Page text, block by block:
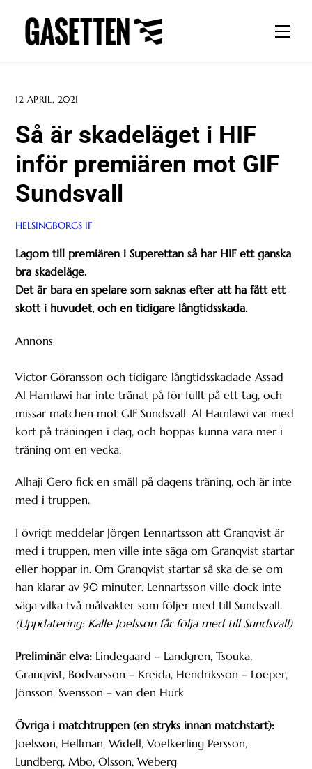
content
12 APRIL, 2021
Så är skadeläget i HIF
inför premiären mot GIF
Sundsvall
HELSINGBORGS IF
Lagom till premiären i Superettan så har HIF ett ganska
bra skadeläge.
Det är bara en spelare som saknas efter att ha fått ett
skott i huvudet, och en tidigare långtidsskada.
Annons
Victor Göransson och tidigare långtidsskadade Assad
Al Hamlawi har inte tränat på för fullt på ett tag, och
missar matchen mot GIF Sundsvall. Al Hamlawi var med
kort på träningen i dag, och hoppas kunna vara mer i
träning om en vecka.
Alhaji Gero fick en smäll på dagens träning, och är inte
med i truppen.
I övrigt meddelar Jörgen Lennartsson att Granqvist är
med i truppen, men ville inte säga om Granqvist startar
eller hoppar in. Om Granqvist startar så ska de se om
han klarar av 90 minuter. Lennartsson ville dock inte
säga vilka två målvakter som följer med till Sundsvall.
(Uppdatering: Kalle Joelsson får följa med till Sundsvall)
Preliminär elva: Lindegaard – Landgren, Tsouka,
Granqvist, Bödvarsson – Kreida, Hendriksson – Loeper,
Jönsson, Svensson – van den Hurk
Övriga i matchtruppen (en stryks innan matchstart):
Joelsson, Hellman, Widell, Voelkerling Persson,
Lundberg, Mbo, Olsson, Weberg